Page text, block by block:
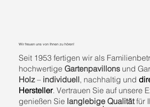
Wir freuen uns von Ihnen zu hören!
Seit 1953 fertigen wir als
hochwertige Gartenpavillons und
Holz– individuell, nachhaltig und
Hersteller. Vertrauen Sie auf unsere
genießen Sie langlebige Qualitätfür